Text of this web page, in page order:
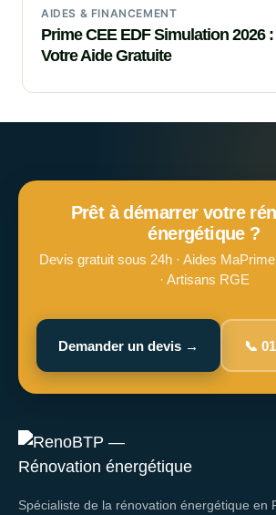
AIDES & FINANCEMENT
Prime CEE EDF Simulation 2026
Votre Aide Gratuite
Prêt à démarrer votre
énergétique ?
Devis gratuit sous 24h · Aides
· Artisans RGE
Demander un devis → 📞
Spécialiste de la rénovation énergétique en